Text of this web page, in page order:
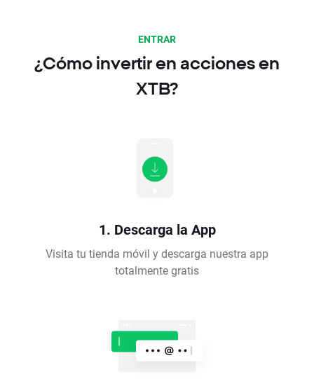
ENTRAR
¿Cómo invertir en acciones en
XTB?
1. Descarga la App
Visita tu tienda móvil y descarga nuestra app
totalmente gratis